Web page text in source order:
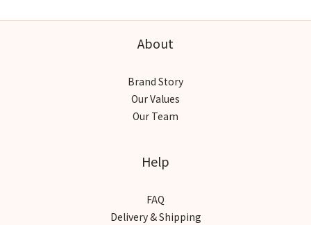
About
Brand Story
Our Values
Our Team
Help
FAQ
Delivery & Shipping